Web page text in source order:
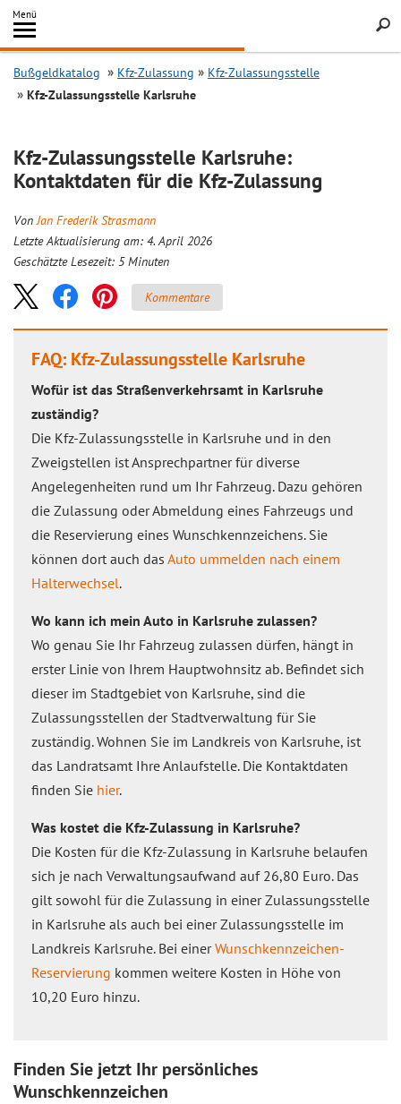
Inhalt
springen
Menü
Search
Bußgeldkatalog Kfz-Zulassung
Kfz-Zulassungsstelle
Kfz-Zulassungsstelle Karlsruhe
Kfz-Zulassungsstelle Karlsruhe:
Kontaktdaten für die Kfz-Zulassung
VonJan Frederik Strasmann
Letzte Aktualisierung am: 4. April 2026
Geschätzte Lesezeit: 5 Minuten
Kommentare
FAQ: Kfz-Zulassungsstelle Karlsruhe
Wofür ist das Straßenverkehrsamt in Karlsruhe
zuständig?
Die Kfz-Zulassungsstelle in Karlsruhe und in den
Zweigstellen ist Ansprechpartner für diverse
Angelegenheiten rund um Ihr Fahrzeug. Dazu gehören
die Zulassung oder Abmeldung eines Fahrzeugs und
die Reservierung eines Wunschkennzeichens. Sie
können dort auch das Auto ummelden nach einem
Halterwechsel.
Wo kann ich mein Auto in Karlsruhe zulassen?
Wo genau Sie Ihr Fahrzeug zulassen dürfen, hängt in
erster Linie von Ihrem Hauptwohnsitz ab. Befindet sich
dieser im Stadtgebiet von Karlsruhe, sind die
Zulassungsstellen der Stadtverwaltung für Sie
zuständig. Wohnen Sie im Landkreis von Karlsruhe, ist
das Landratsamt Ihre Anlaufstelle. Die Kontaktdaten
finden Sie hier.
Was kostet die Kfz-Zulassung in Karlsruhe?
Die Kosten für die Kfz-Zulassung in Karlsruhe belaufen
sich je nach Verwaltungsaufwand auf 26,80 Euro. Das
gilt sowohl für die Zulassung in einer Zulassungsstelle
in Karlsruhe als auch bei einer Zulassungsstelle im
Landkreis Karlsruhe. Bei einerWunschkennzeichen-
Reservierung kommen weitere Kosten in Höhe von
10,20 Euro hinzu.
Finden Sie jetzt Ihr persönliches
Wunschkennzeichen